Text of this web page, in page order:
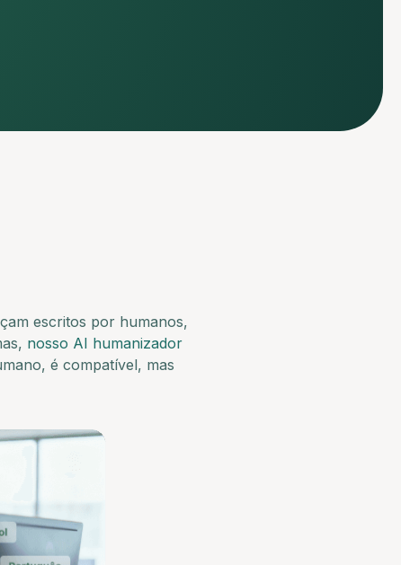
escritos por humanos,
nosso AI humanizador
é compatível, mas